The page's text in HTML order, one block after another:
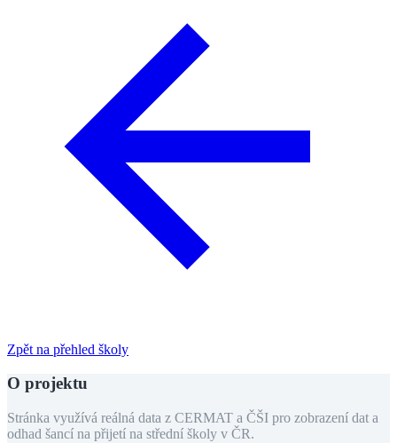
Zpět na přehled školy
O projektu
Stránka využívá reálná data z CERMAT a ČŠI pro zobrazení dat a
odhad šancí na přijetí na střední školy v ČR.